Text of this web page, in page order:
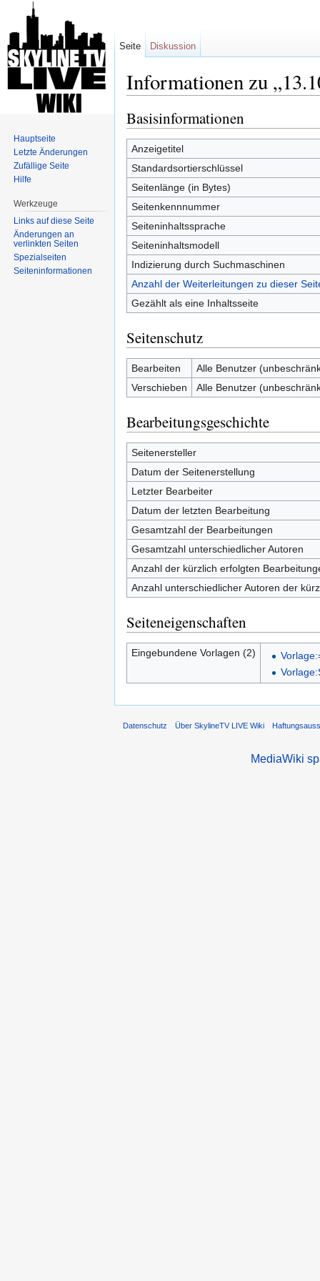
Informationen zu
Basisinformationen
Anzeigetitel
Standardsortierschlüssel
Seitenlänge (in Bytes)
Seitenkennnummer
Seiteninhaltssprache
Seiteninhaltsmodell
Indizierung durch Suchmaschinen
Anzahl der Weiterleitungen zu dieser
Gezählt als eine Inhaltsseite
Seitenschutz
Bearbeiten
Alle Benutzer
Verschieben
Alle Benutzer
Bearbeitungsgeschichte
Seitenersteller
Datum der Seitenerstellung
Letzter Bearbeiter
Datum der letzten Bearbeitung
Gesamtzahl der Bearbeitungen
Gesamtzahl unterschiedlicher Autoren
Anzahl der kürzlich erfolgten
Anzahl unterschiedlicher Autoren der
Seiteneigenschaften
Eingebundene Vorlagen (2)
Seite Diskussion
Hauptseite
Letzte Änderungen
Zufällige Seite
Hilfe
Werkzeuge
Links auf diese Seite
Änderungen an
verlinkten Seiten
Spezialseiten
Seiten­informationen
Datenschutz Über SkylineTV LIVE Wiki
MediaWiki